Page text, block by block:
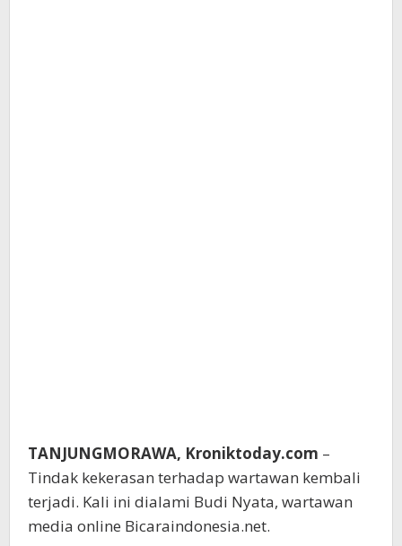
TANJUNGMORAWA, Kroniktoday.com –
Tindak kekerasan terhadap wartawan kembali
terjadi. Kali ini dialami Budi Nyata, wartawan
media online Bicaraindonesia.net.